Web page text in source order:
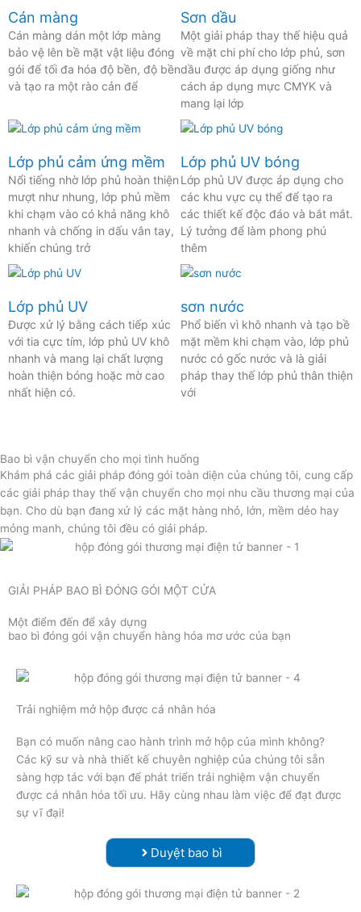
Cán màng
Cán màng dán một lớp màng
bảo vệ lên bề mặt vật liệu đóng
gói để tối đa hóa độ bền, độ bền
và tạo ra một rào cản để
Sơn dầu
Một giải pháp thay thế hiệu quả
về mặt chi phí cho lớp phủ, sơn
dầu được áp dụng giống như
cách áp dụng mực CMYK và
mang lại lớp
Lớp phủ cảm ứng mềm
Nổi tiếng nhờ lớp phủ hoàn thiện
mượt như nhung, lớp phủ mềm
khi chạm vào có khả năng khô
nhanh và chống in dấu vân tay,
khiến chúng trở
Lớp phủ UV bóng
Lớp phủ UV được áp dụng cho
các khu vực cụ thể để tạo ra
các thiết kế độc đáo và bắt mắt.
Lý tưởng để làm phong phú
thêm
Lớp phủ UV
Được xử lý bằng cách tiếp xúc
với tia cực tím, lớp phủ UV khô
nhanh và mang lại chất lượng
hoàn thiện bóng hoặc mờ cao
nhất hiện có.
sơn nước
Phổ biến vì khô nhanh và tạo bề
mặt mềm khi chạm vào, lớp phủ
nước có gốc nước và là giải
pháp thay thế lớp phủ thân thiện
với
Bao bì vận chuyển cho mọi tình huống
Khám phá các giải pháp đóng gói toàn diện của chúng tôi, cung cấp
các giải pháp thay thế vận chuyển cho mọi nhu cầu thương mại của
bạn. Cho dù bạn đang xử lý các mặt hàng nhỏ, lớn, mềm dẻo hay
mỏng manh, chúng tôi đều có giải pháp.
GIẢI PHÁP BAO BÌ ĐÓNG GÓI MỘT CỬA
Một điểm đến để xây dựng
bao bì đóng gói vận chuyển hàng hóa mơ ước của bạn
Trải nghiệm mở hộp được cá nhân hóa
Bạn có muốn nâng cao hành trình mở hộp của mình không?
Các kỹ sư và nhà thiết kế chuyên nghiệp của chúng tôi sẵn
sàng hợp tác với bạn để phát triển trải nghiệm vận chuyển
được cá nhân hóa tối ưu. Hãy cùng nhau làm việc để đạt được
sự vĩ đại!
Duyệt bao bì